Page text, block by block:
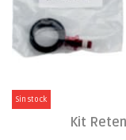
Sin stock
Kit